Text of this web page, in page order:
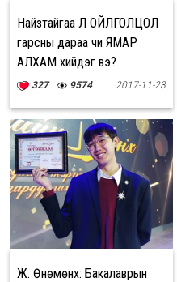
Найзтайгаа ҮЛ ОЙЛГОЛЦОЛ
гарсны дараа чи ЯМАР
АЛХАМ хийдэг вэ?
327 9574 2017-11-23
Ж. Өнөмөнх: Бакалаврын